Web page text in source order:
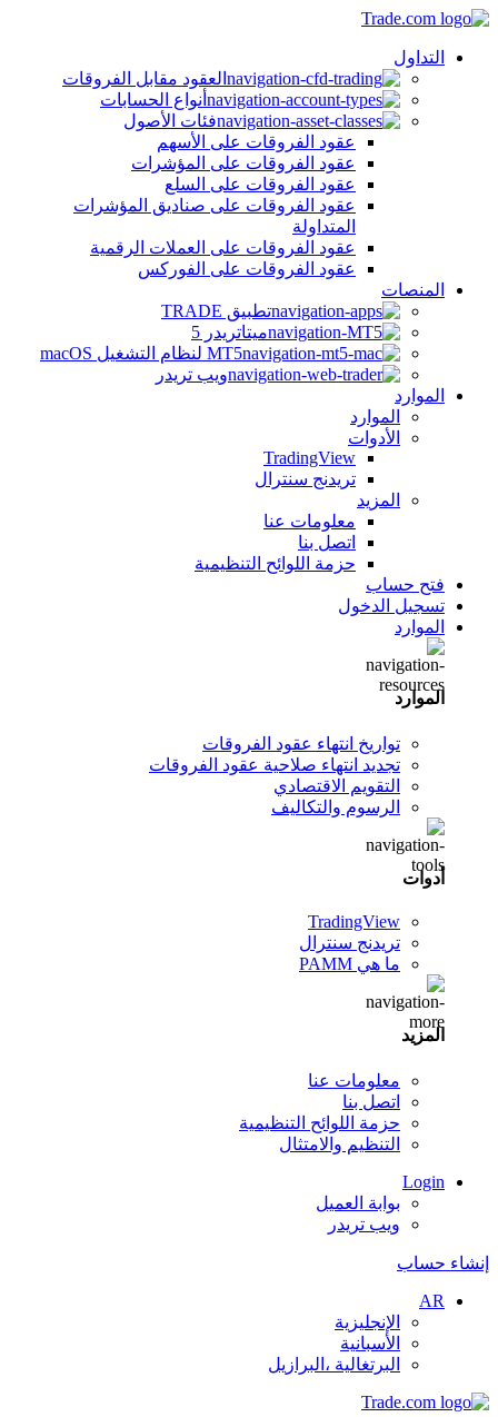
التداول
العقود مقابل الفروقات
أنواع الحسابات
فئات الأصول
عقود الفروقات على الأسهم
عقود الفروقات على المؤشرات
عقود الفروقات على السلع
عقود الفروقات على صناديق المؤشرات
المتداولة
عقود الفروقات على العملات الرقمية
عقود الفروقات على الفوركس
المنصات
تطبيق TRADE
ميتاتريدر 5
MT5 لنظام التشغيل macOS
ويب تريدر
الموارد
الموارد
الأدوات
TradingView
تريدنج سنترال
المزيد
معلومات عنا
اتصل بنا
حزمة اللوائح التنظيمية
فتح حساب
تسجيل الدخول
الموارد
الموارد
تواريخ انتهاء عقود الفروقات
تجديد انتهاء صلاحية عقود الفروقات
التقويم الاقتصادي
الرسوم والتكاليف
أدوات
TradingView
تريدنج سنترال
ما هي PAMM
المزيد
معلومات عنا
اتصل بنا
حزمة اللوائح التنظيمية
التنظيم والامتثال
Login
بوابة العميل
ويب تريدر
إنشاء حساب
AR
الإنجليزية
الأسبانية
البرتغالية ،البرازيل